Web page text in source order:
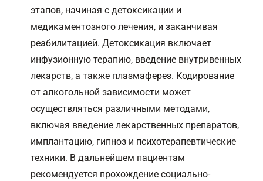
этапов, начиная с детоксикации и
медикаментозного лечения, и заканчивая
реабилитацией. Детоксикация включает
инфузионную терапию, введение внутривенных
лекарств, а также плазмаферез. Кодирование
от алкогольной зависимости может
осуществляться различными методами,
включая введение лекарственных препаратов,
имплантацию, гипноз и психотерапевтические
техники. В дальнейшем пациентам
рекомендуется прохождение социально-